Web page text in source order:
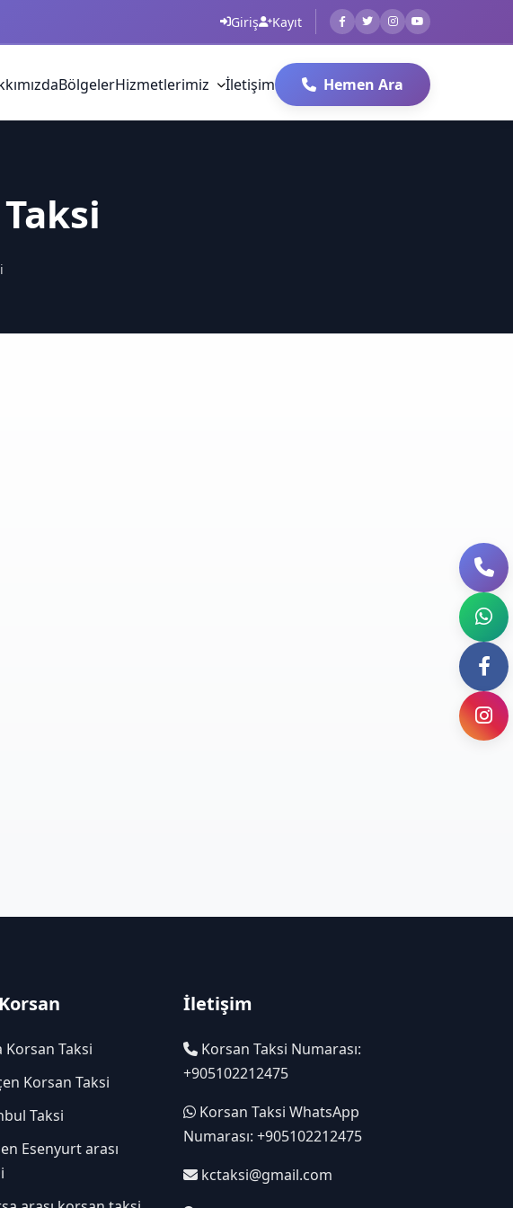
Giriş Kayıt
BölgelerHizmetlerimiz İletişim Hemen Ara
Korsan Taksi
Korsan Taksi
Taksi
Esenyurt arası
İletişim
Korsan Taksi Numarası:
+905102212475
Korsan Taksi WhatsApp
Numarası: +905102212475
kctaksi@gmail.com